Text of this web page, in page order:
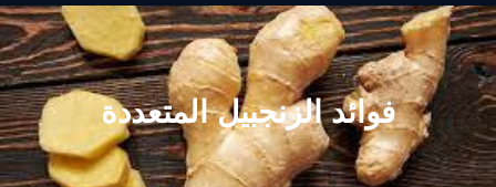
فوائد الزنجبيل المتعددة